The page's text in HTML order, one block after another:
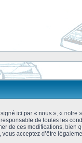
ici par « nous », «
de toutes les
de ces modifications, bien
acceptez d’être